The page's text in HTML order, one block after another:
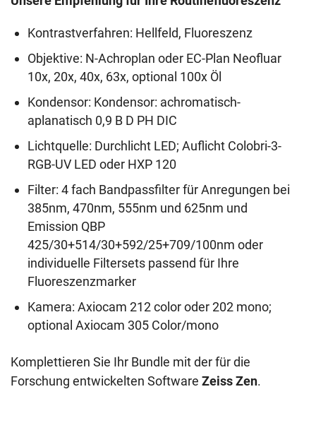
Kontrastverfahren: Hellfeld, Fluoreszenz
Objektive: N-Achroplan oder EC-Plan Neofluar
10x, 20x, 40x, 63x, optional 100x Öl
Kondensor: Kondensor: achromatisch-
aplanatisch 0,9 B D PH DIC
Lichtquelle: Durchlicht LED; Auflicht Colobri-3-
RGB-UV LED oder HXP 120
Filter: 4 fach Bandpassfilter für Anregungen bei
385nm, 470nm, 555nm und 625nm und
Emission QBP
425/30+514/30+592/25+709/100nm oder
individuelle Filtersets passend für Ihre
Fluoreszenzmarker
Kamera: Axiocam 212 color oder 202 mono;
optional Axiocam 305 Color/mono
Komplettieren Sie Ihr Bundle mit der für die
Forschung entwickelten Software Zeiss Zen.